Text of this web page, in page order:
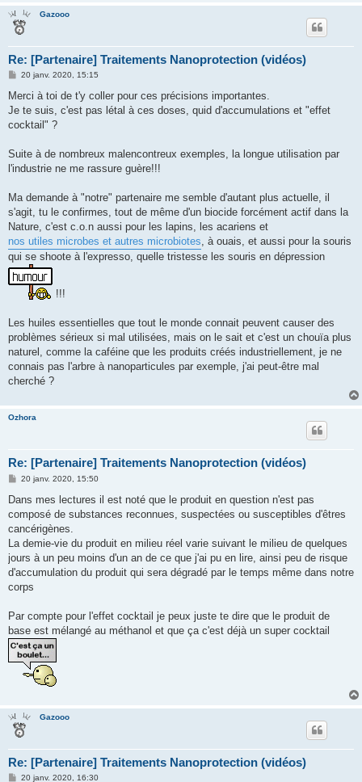
Gazooo
Re: [Partenaire] Traitements Nanoprotection (vidéos)
M
s
a
g
20 janv. 2020, 15:15
Merci à toi de t'y coller pour ces précisions importantes.
Je te suis, c'est pas létal à ces doses, quid d'accumulations et "effet
cocktail" ?
Suite à de nombreux malencontreux exemples, la longue utilisation par
l'industrie ne me rassure guère!!!
Ma demande à "notre" partenaire me semble d'autant plus actuelle, il
s'agit, tu le confirmes, tout de même d'un biocide forcément actif dans la
Nature, c'est c.o.n aussi pour les lapins, les acariens et
nos utiles microbes et autres microbiotes, à ouais, et aussi pour la souris
qui se shoote à l'expresso, quelle tristesse les souris en dépression
!!!
Les huiles essentielles que tout le monde connait peuvent causer des
problèmes sérieux si mal utilisées, mais on le sait et c'est un chouïa plus
naturel, comme la caféine que les produits créés industriellement, je ne
connais pas l'arbre à nanoparticules par exemple, j'ai peut-être mal
cherché ?
Ozhora
Re: [Partenaire] Traitements Nanoprotection (vidéos)
M
s
a
g
20 janv. 2020, 15:50
Dans mes lectures il est noté que le produit en question n'est pas
composé de substances reconnues, suspectées ou susceptibles d'êtres
cancérigènes.
La demie-vie du produit en milieu réel varie suivant le milieu de quelques
jours à un peu moins d'un an de ce que j'ai pu en lire, ainsi peu de risque
d'accumulation du produit qui sera dégradé par le temps même dans notre
corps
Par compte pour l'effet cocktail je peux juste te dire que le produit de
base est mélangé au méthanol et que ça c'est déjà un super cocktail
Gazooo
Re: [Partenaire] Traitements Nanoprotection (vidéos)
M20 janv. 2020, 16:30